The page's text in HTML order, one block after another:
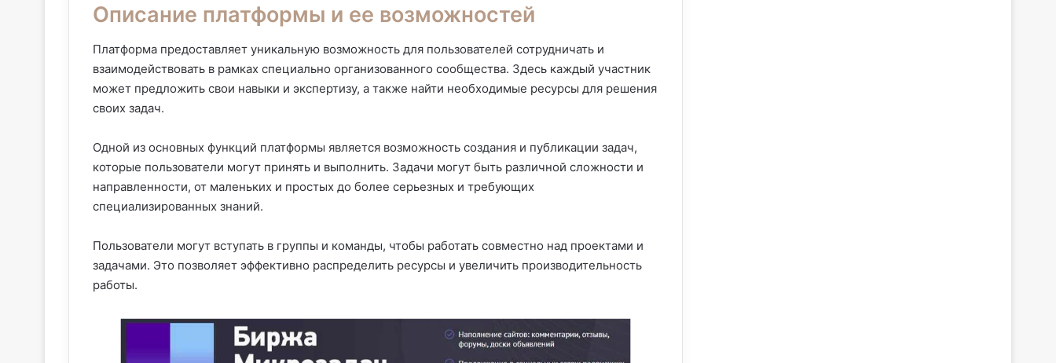
Описание платформы и ее возможностей
Платформа предоставляет уникальную возможность для пользователей сотрудничать и
взаимодействовать в рамках специально организованного сообщества. Здесь каждый участник
может предложить свои навыки и экспертизу, а также найти необходимые ресурсы для решения
своих задач.
Одной из основных функций платформы является возможность создания и публикации задач,
которые пользователи могут принять и выполнить. Задачи могут быть различной сложности и
направленности, от маленьких и простых до более серьезных и требующих
специализированных знаний.
Пользователи могут вступать в группы и команды, чтобы работать совместно над проектами и
задачами. Это позволяет эффективно распределить ресурсы и увеличить производительность
работы.